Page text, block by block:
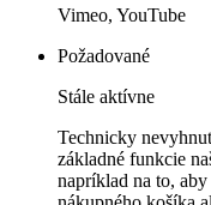
Vimeo, YouTube
Požadované
Stále aktívne
Technicky
základné funkcie
napríklad na to,